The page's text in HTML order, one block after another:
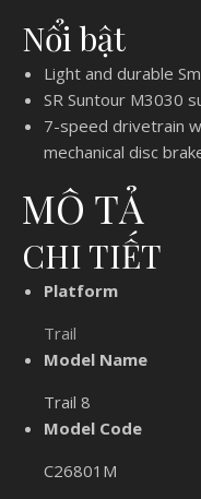
Nổi bật
Light and durable
SR Suntour M3030
7-speed drivetrain
mechanical disc
MÔ TẢ
CHI TIẾT
Platform
Trail
Model Name
Trail 8
Model Code
C26801M